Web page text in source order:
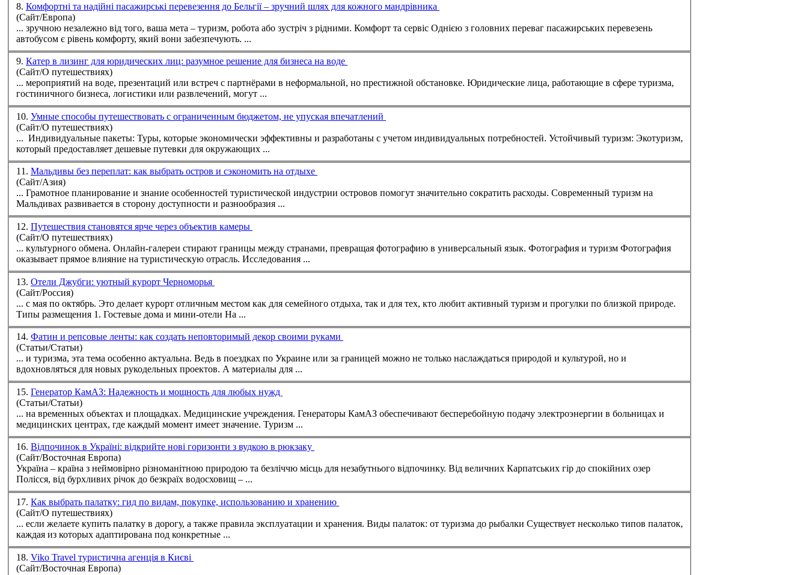
8. Комфортні та надійні пасажирські перевезення до Бельгії – зручний шлях для кожного мандрівника
(Сайт/Европа)
... зручною незалежно від того, ваша мета – туризм, робота або зустріч з рідними. Комфорт та сервіс Однією з головних переваг пасажирських перевезень
автобусом є рівень комфорту, який вони забезпечують. ...
9. Катер в лизинг для юридических лиц: разумное решение для бизнеса на воде
(Сайт/О путешествиях)
... мероприятий на воде, презентаций или встреч с партнёрами в неформальной, но престижной обстановке. Юридические лица, работающие в сфере туризма,
гостиничного бизнеса, логистики или развлечений, могут ...
10. Умные способы путешествовать с ограниченным бюджетом, не упуская впечатлений
(Сайт/О путешествиях)
... Индивидуальные пакеты: Туры, которые экономически эффективны и разработаны с учетом индивидуальных потребностей. Устойчивый туризм: Экотуризм,
который предоставляет дешевые путевки для окружающих ...
11. Мальдивы без переплат: как выбрать остров и сэкономить на отдыхе
(Сайт/Азия)
... Грамотное планирование и знание особенностей туристической индустрии островов помогут значительно сократить расходы. Современный туризм на
Мальдивах развивается в сторону доступности и разнообразия ...
12. Путешествия становятся ярче через объектив камеры
(Сайт/О путешествиях)
... культурного обмена. Онлайн-галереи стирают границы между странами, превращая фотографию в универсальный язык. Фотография и туризм
оказывает прямое влияние на туристическую отрасль. Исследования ...
13. Отели Джубги: уютный курорт Черноморья
(Сайт/Россия)
... с мая по октябрь. Это делает курорт отличным местом как для семейного отдыха, так и для тех, кто любит активный туризм и прогулки по близкой природе.
Типы размещения 1. Гостевые дома и мини‑отели На ...
14. Фатин и репсовые ленты: как создать неповторимый декор своими руками
(Статьи/Статьи)
... и туризма, эта тема особенно актуальна. Ведь в поездках по Украине или за границей можно не только наслаждаться природой и культурой, но и
вдохновляться для новых рукодельных проектов. А материалы для ...
15. Генератор КамАЗ: Надежность и мощность для любых нужд
(Статьи/Статьи)
... на временных объектах и площадках. Медицинские учреждения. Генераторы КамАЗ обеспечивают бесперебойную подачу электроэнергии в больницах и
медицинских центрах, где каждый момент имеет значение. Туризм ...
16. Відпочинок в Україні: відкрийте нові горизонти з вудкою в рюкзаку
(Сайт/Восточная Европа)
Україна – країна з неймовірно різноманітною природою та безліччю місць для незабутнього відпочинку. Від величних Карпатських гір до спокійних озер
Полісся, від бурхливих річок до безкраїх водосховищ – ...
17. Как выбрать палатку: гид по видам, покупке, использованию и хранению
(Сайт/О путешествиях)
... если желаете купить палатку в дорогу, а также правила эксплуатации и хранения. Виды палаток: от туризма до рыбалки Существует несколько типов палаток,
каждая из которых адаптирована под конкретные ...
18. Viko Travel туристична агенція в Києві
(Сайт/Восточная Европа)